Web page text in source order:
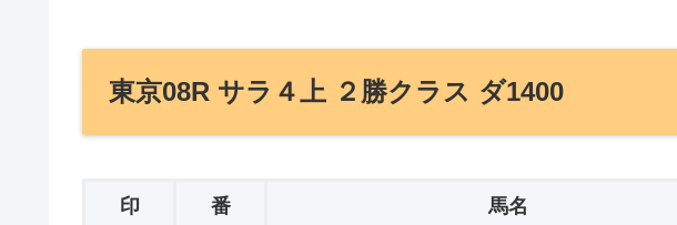
東京08R サラ４上 ２勝クラス ダ1400
印 番 馬名